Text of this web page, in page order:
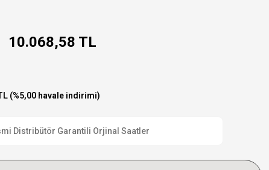
10.068,58 TL
(%5,00 havale indirimi)
Distribütör Garantili Orjinal Saatler